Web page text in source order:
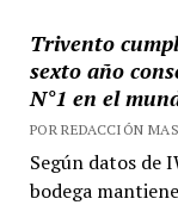
Trivento
sexto año
N°1 en el
POR REDACCIÓN
Según datos de
bodega